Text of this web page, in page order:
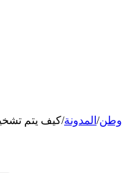
وطن/ المدونة/كيف يتم